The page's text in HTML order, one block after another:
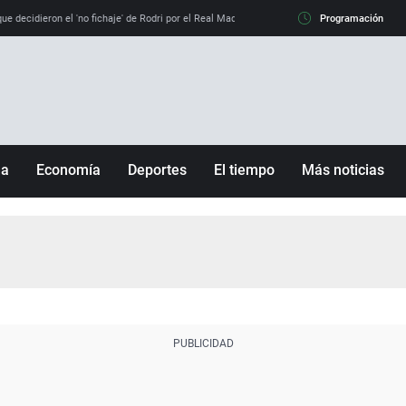
decidieron el 'no fichaje' de Rodri por el Real Madrid y su 'sí' al Barça La llamada
Programación
Economía Deportes El tiempo Más noticias